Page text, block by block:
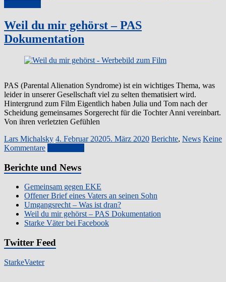
Weil du mir gehörst – PAS
Dokumentation
PAS (Parental Alienation Syndrome) ist ein wichtiges Thema, was
leider in unserer Gesellschaft viel zu selten thematisiert wird.
Hintergrund zum Film Eigentlich haben Julia und Tom nach der
Scheidung gemeinsames Sorgerecht für die Tochter Anni vereinbart.
Von ihren verletzten Gefühlen
Lars Michalsky 4. Februar 20205. März 2020 Berichte, News Keine
Kommentare
Berichte und News
Gemeinsam gegen EKE
Offener Brief eines Vaters an seinen Sohn
Umgangsrecht – Was ist dran?
Weil du mir gehörst – PAS Dokumentation
Starke Väter bei Facebook
Twitter Feed
StarkeVaeter